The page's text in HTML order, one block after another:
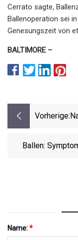
Cerrato sagte,
Ballenoperation sei
Genesungszeit von
BALTIMORE –
Vorherige:
Ballen:
Name:*